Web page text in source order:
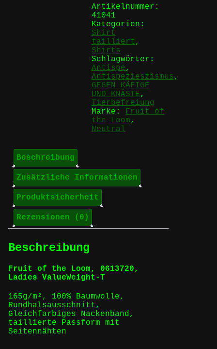
-
Girlie
Menge
Artikelnummer:
41041
Kategorien:
Shirt
tailliert ,
Shirts
Schlagwörter:
Antispe,
Antispezieszismus ,
GEGEN KÄFIGE
UND KNÄSTE,
Tierbefreiung
Marke: Fruit of
the Loom,
Neutral
Beschreibung
Zusätzliche Informationen
Produktsicherheit
Rezensionen (0)
Beschreibung
Fruit of the Loom, 0613720,
Ladies ValueWeight-T
165g/m², 100% Baumwolle,
Rundhalsausschnitt,
Gleichfarbiges Nackenband,
taillierte Passform mit
Seitennähten